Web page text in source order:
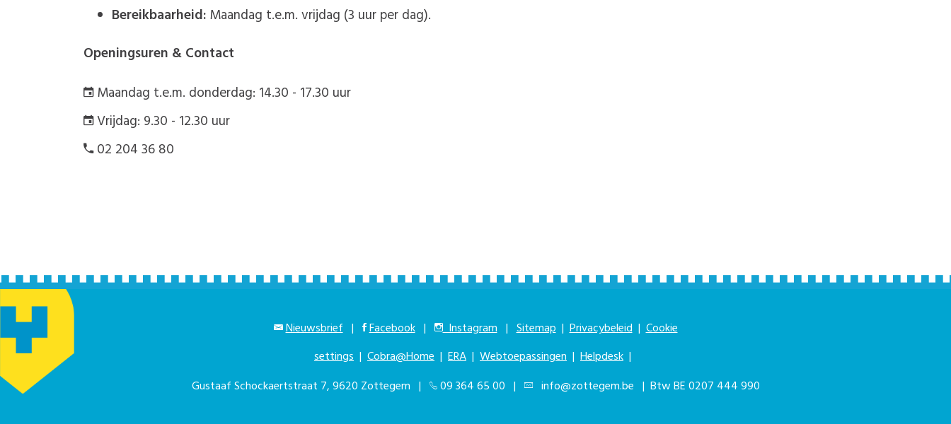
Bereikbaarheid: Maandag t.e.m. vrijdag (3 uur per dag).
Openingsuren & Contact
Maandag t.e.m. donderdag: 14.30 - 17.30 uur
Vrijdag: 9.30 - 12.30 uur
02 204 36 80
Nieuwsbrief | Facebook | Instagram | Sitemap |Privacybeleid |Cookie
settings | Cobra@Home | ERA | Webtoepassingen | Helpdesk |
Gustaaf Schockaertstraat 7, 9620 Zottegem |
09 364 65 00 | info@zottegem.be | Btw BE 0207 444 990